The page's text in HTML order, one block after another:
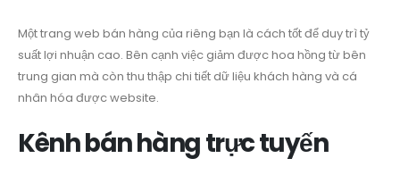
Một trang web bán hàng của riêng bạn là cách tốt để duy trì tỷ
suất lợi nhuận cao. Bên cạnh việc giảm được hoa hồng từ bên
trung gian mà còn thu thập chi tiết dữ liệu khách hàng và cá
nhân hóa được website.
Kênh bán hàng trực tuyến